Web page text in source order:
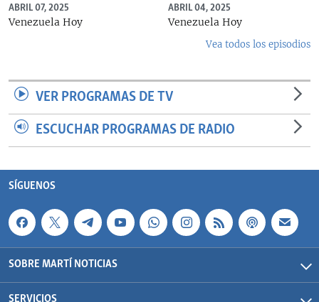
ABRIL 07, 2025
Venezuela Hoy
ABRIL 04, 2025
Venezuela Hoy
Vea todos los episodios
VER PROGRAMAS DE TV
ESCUCHAR PROGRAMAS DE RADIO
SÍGUENOS
SOBRE MARTÍ NOTICIAS
SERVICIOS